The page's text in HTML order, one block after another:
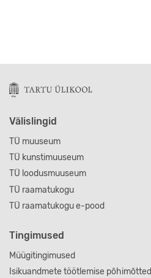
Välislingid
TÜ muuseum
TÜ kunstimuuseum
TÜ loodusmuuseum
TÜ raamatukogu
TÜ raamatukogu e-pood
Tingimused
Müügitingimused
Isikuandmete töötlemise põhimõtted